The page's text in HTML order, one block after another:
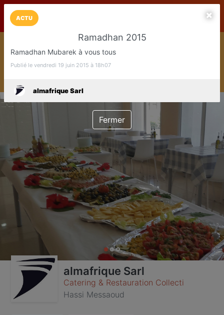
LaCarte Play Store
Installez l'App LaCarte
Téléchargez gratuitement l'app LaCarte pour suivre vos
commerces favoris et ne rien rater !
almafrique Sarl
Catering & Restauration Collecti
Hassi Messaoud
ACTU
Ramadhan 2015
Ramadhan Mubarek à vous tous
Publié le vendredi 19 juin 2015 à 18h07
almafrique Sarl
Fermer